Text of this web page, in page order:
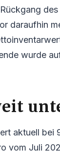
daraufhin
wurde
aktuell bei
vom Juli